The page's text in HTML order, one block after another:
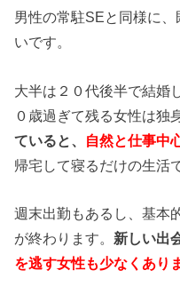
男性の常駐SEと同様に
いです。
大半は２０代後半で結婚
０歳過ぎて残る女性は独
ていると、 自然と仕事中
帰宅して寝るだけの生活
週末出勤もあるし、基本
が終わります。 新しい出
を逃す女性も少なくあり